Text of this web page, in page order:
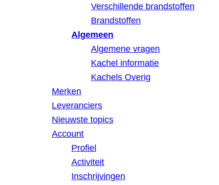
Verschillende brandstoffen
Brandstoffen
Algemeen
Algemene vragen
Kachel informatie
Kachels Overig
Merken
Leveranciers
Nieuwste topics
Account
Profiel
Activiteit
Inschrijvingen